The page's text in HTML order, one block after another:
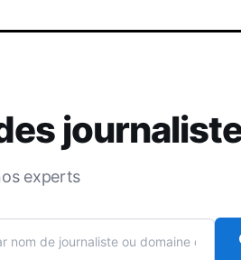
experts